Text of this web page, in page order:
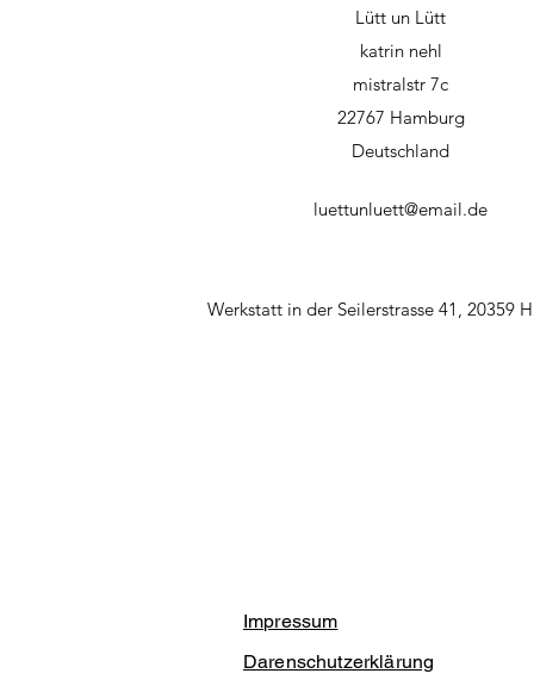
Lütt un Lütt
katrin nehl
mistralstr 7c
22767 Hamburg
Deutschland
luettunluett@email.de
Werkstatt in der Seilerstrasse 41, 20359
Impressum
Darenschutzerklärung